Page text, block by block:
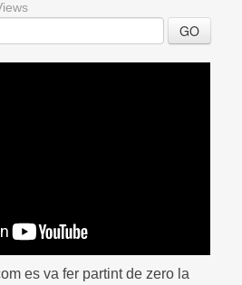
GO
es va fer partint de zero la